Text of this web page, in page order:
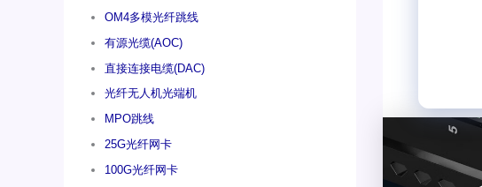
OM4多模光纤跳线
有源光缆(AOC)
直接连接电缆(DAC)
光纤无人机光端机
MPO跳线
25G光纤网卡
100G光纤网卡